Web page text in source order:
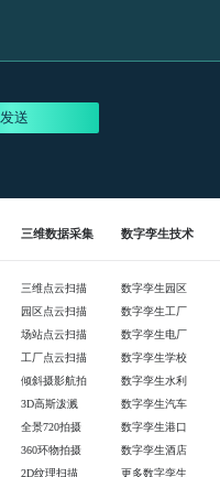
发送
三维数据采集
三维点云扫描
园区点云扫描
场站点云扫描
工厂点云扫描
倾斜摄影航拍
3D高斯泼溅
全景720拍摄
360环物拍摄
2D纹理扫描
数字孪生技术
数字孪生园区
数字孪生工厂
数字孪生电厂
数字孪生学校
数字孪生水利
数字孪生汽车
数字孪生港口
数字孪生酒店
更多数字孪生